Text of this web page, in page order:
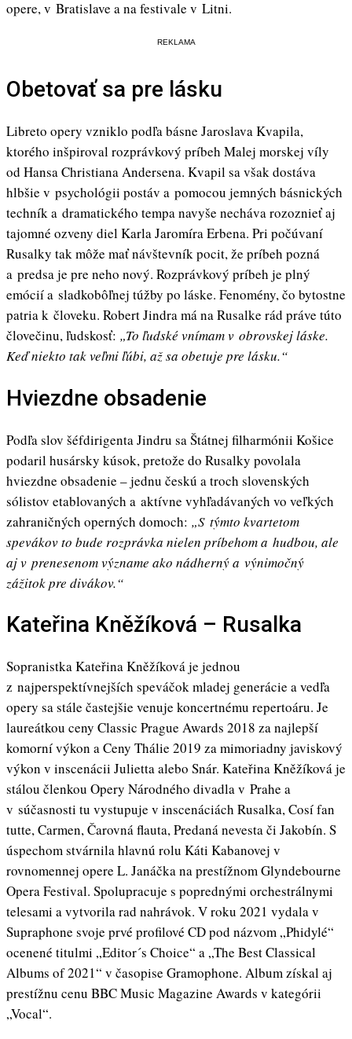
opere, v Bratislave a na festivale v Litni.
REKLAMA
Obetovať sa pre lásku
Libreto opery vzniklo podľa básne Jaroslava Kvapila,
ktorého inšpiroval rozprávkový príbeh Malej morskej víly
od Hansa Christiana Andersena. Kvapil sa však dostáva
hlbšie v psychológii postáv a pomocou jemných básnických
techník a dramatického tempa navyše necháva rozoznieť aj
tajomné ozveny diel Karla Jaromíra Erbena. Pri počúvaní
Rusalky tak môže mať návštevník pocit, že príbeh pozná
a predsa je pre neho nový. Rozprávkový príbeh je plný
emócií a sladkobôľnej túžby po láske. Fenomény, čo bytostne
patria k človeku. Robert Jindra má na Rusalke rád práve túto
človečinu, ľudskosť: „To ľudské vnímam v obrovskej láske.
Keď niekto tak veľmi ľúbi, až sa obetuje pre lásku.“
Hviezdne obsadenie
Podľa slov šéfdirigenta Jindru sa Štátnej filharmónii Košice
podaril husársky kúsok, pretože do Rusalky povolala
hviezdne obsadenie – jednu českú a troch slovenských
sólistov etablovaných a aktívne vyhľadávaných vo veľkých
zahraničných operných domoch: „S týmto kvartetom
spevákov to bude rozprávka nielen príbehom a hudbou, ale
aj v prenesenom význame ako nádherný a výnimočný
zážitok pre divákov.“
Kateřina Kněžíková – Rusalka
Sopranistka Kateřina Kněžíková je jednou
z najperspektívnejších speváčok mladej generácie a vedľa
opery sa stále častejšie venuje koncertnému repertoáru. Je
laureátkou ceny Classic Prague Awards 2018 za najlepší
komorní výkon a Ceny Thálie 2019 za mimoriadny javiskový
výkon v inscenácii Julietta alebo Snár. Kateřina Kněžíková je
stálou členkou Opery Národného divadla v Prahe a
v súčasnosti tu vystupuje v inscenáciách Rusalka, Cosí fan
tutte, Carmen, Čarovná flauta, Predaná nevesta či Jakobín. S
úspechom stvárnila hlavnú rolu Káti Kabanovej v
rovnomennej opere L. Janáčka na prestížnom Glyndebourne
Opera Festival. Spolupracuje s poprednými orchestrálnymi
telesami a vytvorila rad nahrávok. V roku 2021 vydala v
Supraphone svoje prvé profilové CD pod názvom „Phidylé“
ocenené titulmi „Editor´s Choice“ a „The Best Classical
Albums of 2021“ v časopise Gramophone. Album získal aj
prestížnu cenu BBC Music Magazine Awards v kategórii
„Vocal“.